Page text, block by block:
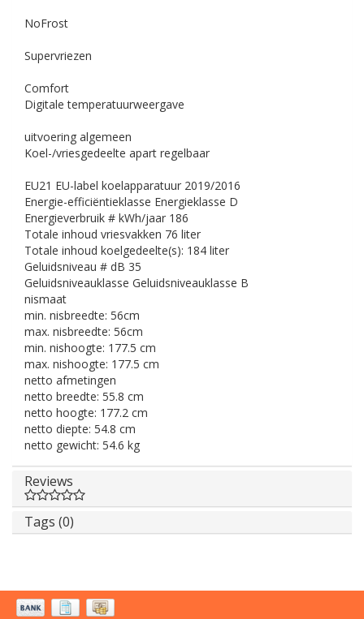
NoFrost
Supervriezen
Comfort
Digitale temperatuurweergave
uitvoering algemeen
Koel-/vriesgedeelte apart regelbaar
EU21 EU-label koelapparatuur 2019/2016
Energie-efficiëntieklasse Energieklasse D
Energieverbruik # kWh/jaar 186
Totale inhoud vriesvakken 76 liter
Totale inhoud koelgedeelte(s): 184 liter
Geluidsniveau # dB 35
Geluidsniveauklasse Geluidsniveauklasse B
nismaat
min. nisbreedte: 56cm
max. nisbreedte: 56cm
min. nishoogte: 177.5 cm
max. nishoogte: 177.5 cm
netto afmetingen
netto breedte: 55.8 cm
netto hoogte: 177.2 cm
netto diepte: 54.8 cm
netto gewicht: 54.6 kg
Reviews
Tags (0)